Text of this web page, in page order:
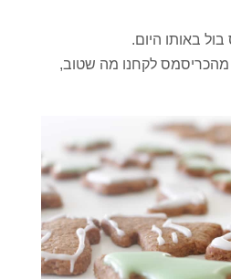
באותו היום.
מהכריסמס לקחנו מה שטוב,